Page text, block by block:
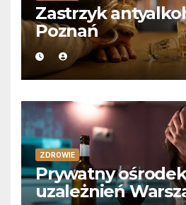
Zastrzyk
Poznań
ZDROWIE
Prywatny
uzależnień